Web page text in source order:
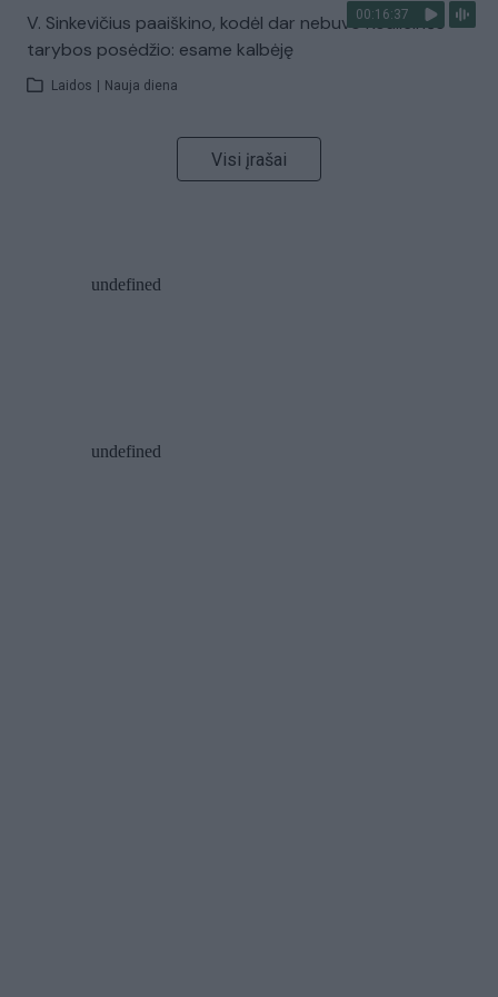
00:16:37
V. Sinkevičius paaiškino, kodėl dar nebuvo Koalicinės
tarybos posėdžio: esame kalbėję
Laidos Nauja diena
Visi įrašai